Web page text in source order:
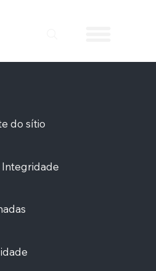
do sítio
Integridade